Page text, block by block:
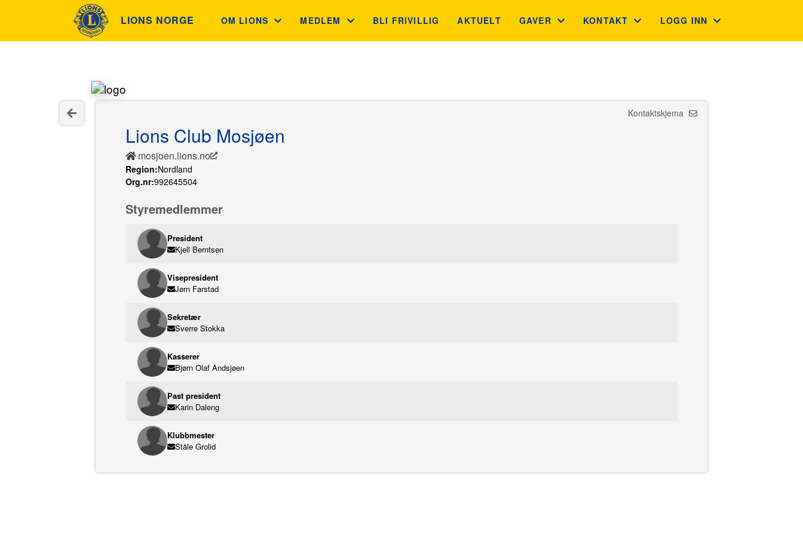
LIONS NORGE OM LIONS
INNSAMLINGSKONTROLLEN
MEDLEM BLI FRIVILLIG AKTUELT GAVER KONTAKT
GUVERNØRRÅDET
LOGG INN
INTRANETT
Kontaktskjema
Lions Club Mosjøen
mosjoen.lions.no
Region:Nordland
Org.nr:992645504
Styremedlemmer
President
Kjell Berntsen
Visepresident
Jørn Farstad
Sekretær
Sverre Stokka
Kasserer
Bjørn Olaf Andsjøen
Past president
Karin Daleng
Klubbmester
Ståle Grolid